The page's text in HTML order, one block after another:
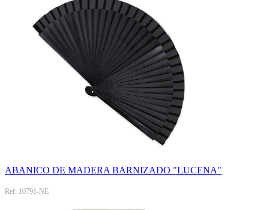
ABANICO DE MADERA BARNIZADO "LUCENA"
Ref: 10791-NE